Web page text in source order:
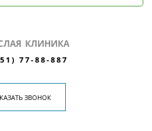
КЛИНИКА
77-88-887
ЗВОНОК